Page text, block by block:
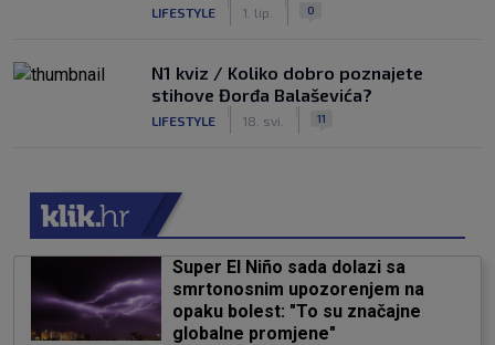
LIFESTYLE 1. lip. 0
N1 kviz / Koliko dobro poznajete
stihove Đorđa Balaševića?
LIFESTYLE 18. svi. 11
Super El Niño sada dolazi sa
smrtonosnim upozorenjem na
opaku bolest: "To su značajne
globalne promjene"